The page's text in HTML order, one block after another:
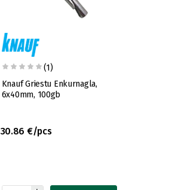
(1)
Knauf Griestu Enkurnagla,
6x40mm, 100gb
30.86 €/pcs